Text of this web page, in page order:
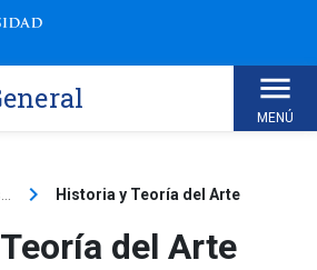
MENÚ
keyboard_arrow_right Historia y Teoría del Arte
del Arte